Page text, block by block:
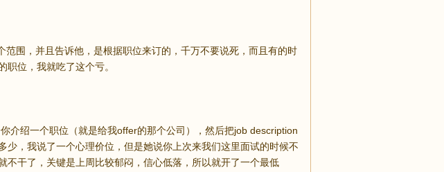
围，并且告诉他，是根据职位来订的，千万不要说死，而且有的时
位，我就吃了这个亏。
介绍一个职位（就是给我offer的那个公司），然后把job description
，我说了一个心理价位，但是她说你上次来我们这里面试的时候不
不干了，关键是上周比较郁闷，信心低落，所以就开了一个最低